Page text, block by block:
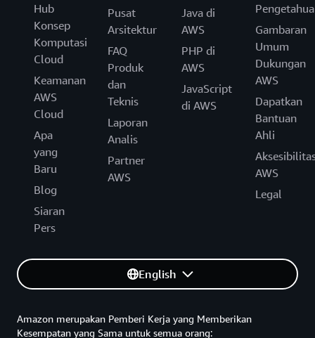
Hub
Konsep
Komputasi
Cloud
Keamanan
AWS
Cloud
Apa
yang
Baru
Blog
Siaran
Pers
Pusat
Arsitektur
FAQ
Produk
dan
Teknis
Laporan
Analis
Partner
AWS
Java di
AWS
PHP di
AWS
JavaScript
di AWS
Gambaran
Umum
Dukungan
AWS
Dapatkan
Bantuan
Ahli
AWS
Legal
English
Amazon merupakan Pemberi Kerja yang Memberikan
Kesempatan yang Sama untuk semua orang: